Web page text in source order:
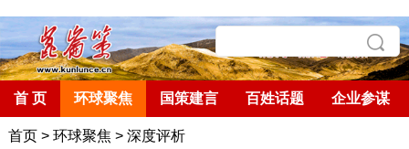
首 页 环球聚焦 国策建言 百姓话题 企业参谋
首页> 环球聚焦 > 深度评析